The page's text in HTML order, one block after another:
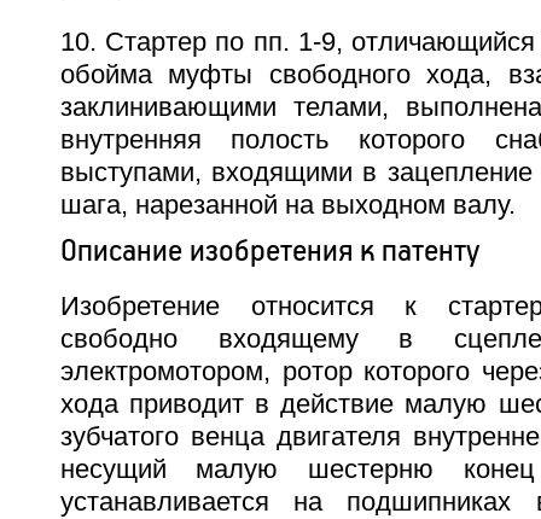
10. Стартер по пп. 1-9, отличающийся
обойма муфты свободного хода,
заклинивающими телами,
внутренняя полость которого
выступами, входящими в
шага, нарезанной на выходном валу.
Описание изобретения к патенту
Изобретение относится к
свободно входящему в
электромотором, ротор которого
хода приводит в действие малую
зубчатого венца двигателя
несущий малую шестерню конец
устанавливается на подшипниках